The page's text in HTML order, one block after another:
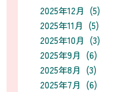
2025年12月 (5)
2025年11月 (5)
2025年10月 (3)
2025年9月 (6)
2025年8月 (3)
2025年7月 (6)